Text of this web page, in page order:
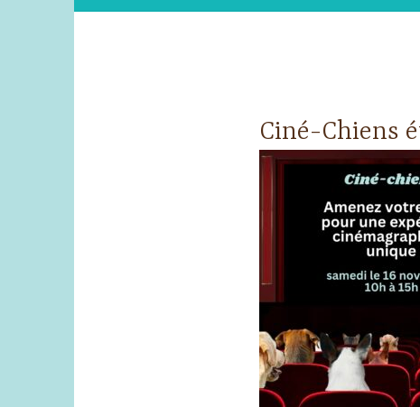
Ciné-Chiens